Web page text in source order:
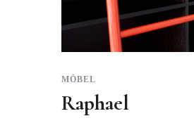
MÖBEL
Raphael